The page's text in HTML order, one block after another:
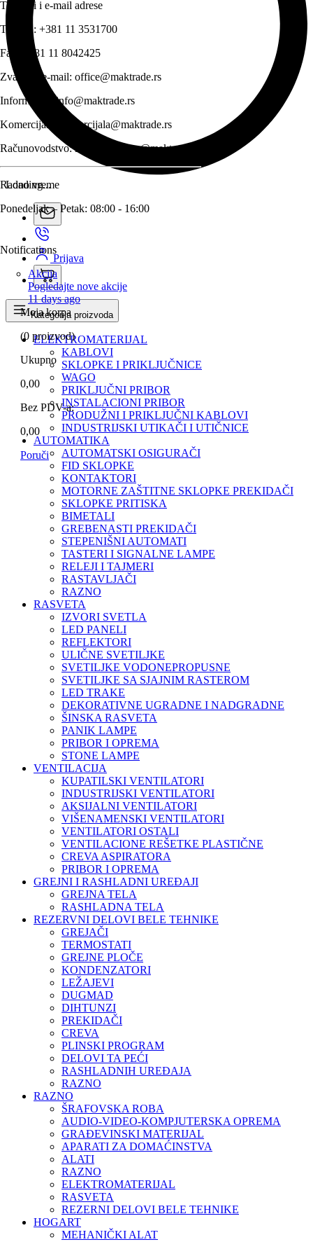
Telefoni i e-mail adrese
Telefon: +381 11 3531700
Fax:
+381 11 8042425
Zvanični e-mail: office@maktrade.rs
Informacije:
info@maktrade.rs
Komercijala:
komercijala@maktrade.rs
Računovodstvo:racunovodstvo@maktrade.rs
Radno vreme
Ponedeljak – Petak: 08:00 - 16:00
Loading...
Notifications
Akcija
Pogledajte nove akcije
11 days ago
Prijava
Moja korpa
(0 proizvod)
Ukupno
0,00
Bez PDV-a:
0,00
Poruči
Kategorija proizvoda
ELEKTROMATERIJAL
KABLOVI
SKLOPKE I PRIKLJUČNICE
WAGO
PRIKLJUČNI PRIBOR
INSTALACIONI PRIBOR
PRODUŽNI I PRIKLJUČNI KABLOVI
INDUSTRIJSKI UTIKAČI I UTIČNICE
AUTOMATIKA
AUTOMATSKI OSIGURAČI
FID SKLOPKE
KONTAKTORI
MOTORNE ZAŠTITNE SKLOPKE PREKIDAČI
SKLOPKE PRITISKA
BIMETALI
GREBENASTI PREKIDAČI
STEPENIŠNI AUTOMATI
TASTERI I SIGNALNE LAMPE
RELEJI I TAJMERI
RASTAVLJAČI
RAZNO
RASVETA
IZVORI SVETLA
LED PANELI
REFLEKTORI
ULIČNE SVETILJKE
SVETILJKE VODONEPROPUSNE
SVETILJKE SA SJAJNIM RASTEROM
LED TRAKE
DEKORATIVNE UGRADNE I NADGRADNE
ŠINSKA RASVETA
PANIK LAMPE
PRIBOR I OPREMA
STONE LAMPE
VENTILACIJA
KUPATILSKI VENTILATORI
INDUSTRIJSKI VENTILATORI
AKSIJALNI VENTILATORI
VIŠENAMENSKI VENTILATORI
VENTILATORI OSTALI
VENTILACIONE REŠETKE PLASTIČNE
CREVA ASPIRATORA
PRIBOR I OPREMA
GREJNI I RASHLADNI UREĐAJI
GREJNA TELA
RASHLADNA TELA
REZERVNI DELOVI BELE TEHNIKE
GREJAČI
TERMOSTATI
GREJNE PLOČE
KONDENZATORI
LEŽAJEVI
DUGMAD
DIHTUNZI
PREKIDAČI
CREVA
PLINSKI PROGRAM
DELOVI TA PEĆI
RASHLADNIH UREĐAJA
RAZNO
RAZNO
ŠRAFOVSKA ROBA
AUDIO-VIDEO-KOMPJUTERSKA OPREMA
GRAĐEVINSKI MATERIJAL
APARATI ZA DOMAĆINSTVA
ALATI
RAZNO
ELEKTROMATERIJAL
RASVETA
REZERNI DELOVI BELE TEHNIKE
HOGART
MEHANIČKI ALAT